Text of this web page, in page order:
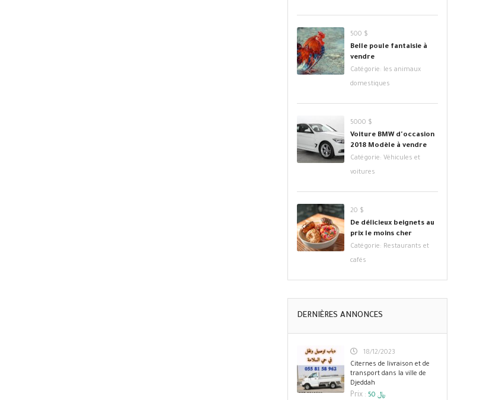
500 $
Belle poule fantaisie à
vendre
Catégorie: les animaux
domestiques
5000 $
Voiture BMW d'occasion
2018 Modèle à vendre
Catégorie: Véhicules et
voitures
20 $
De délicieux beignets au
prix le moins cher
Catégorie: Restaurants et
cafés
DERNIÈRES ANNONCES
18/12/2023
Citernes de livraison et de
transport dans la ville de
Djeddah
Prix : 50 ﷼